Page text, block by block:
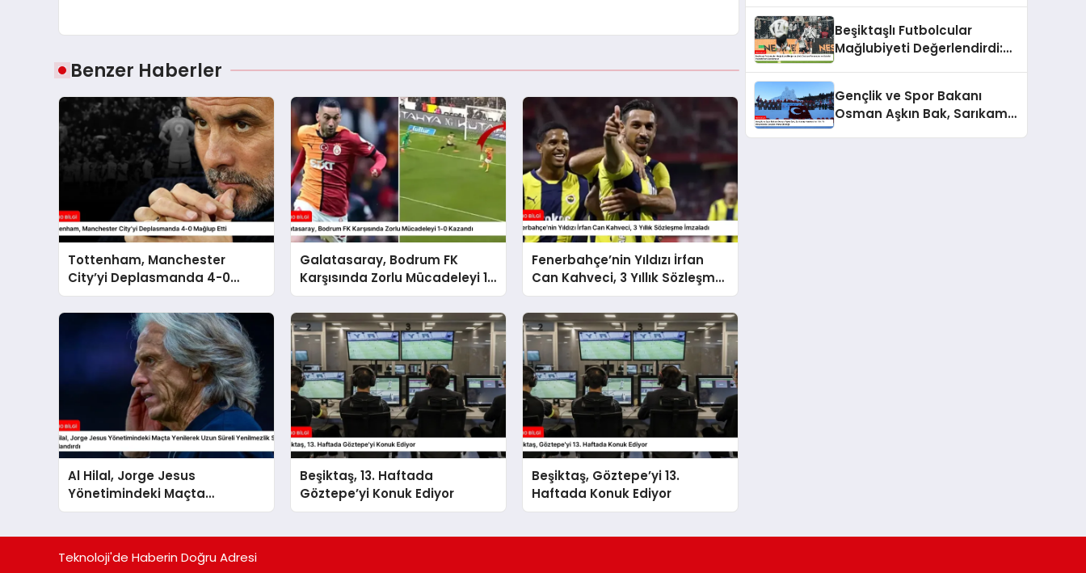
Benzer Haberler
Tottenham, Manchester
City’yi Deplasmanda 4-0
Mağlup Etti
Galatasaray, Bodrum FK
Karşısında Zorlu Mücadeleyi 1-
0 Kazandı
Fenerbahçe’nin Yıldızı İrfan
Can Kahveci, 3 Yıllık Sözleşme
İmzaladı
Al Hilal, Jorge Jesus
Yönetimindeki Maçta
Yenilerek Uzun Süreli
Beşiktaş, 13. Haftada
Göztepe’yi Konuk Ediyor
Beşiktaş, Göztepe’yi 13.
Haftada Konuk Ediyor
Beşiktaşlı Futbolcular
Mağlubiyeti Değerlendirdi:
Açıklamalar
Gençlik ve Spor Bakanı
Osman Aşkın Bak, Sarıkamış
Teknoloji'de Haberin Doğru Adresi